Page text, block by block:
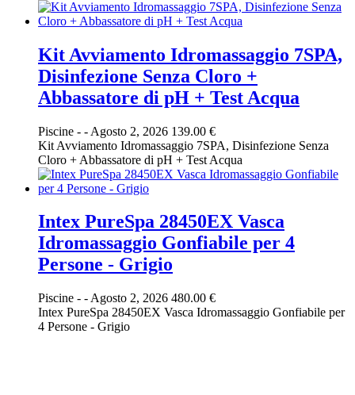
Kit Avviamento Idromassaggio 7SPA,
Disinfezione Senza Cloro +
Abbassatore di pH + Test Acqua
Piscine - - Agosto 2, 2026 139.00 €
Kit Avviamento Idromassaggio 7SPA, Disinfezione Senza
Cloro + Abbassatore di pH + Test Acqua
Intex PureSpa 28450EX Vasca
Idromassaggio Gonfiabile per 4
Persone - Grigio
Piscine - - Agosto 2, 2026 480.00 €
Intex PureSpa 28450EX Vasca Idromassaggio Gonfiabile per
4 Persone - Grigio